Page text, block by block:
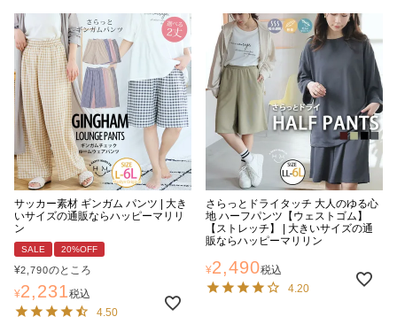
サッカー素材 ギンガム パンツ | 大き
いサイズの通販ならハッピーマリリ
ン
SALE 20%OFF
¥2,790のところ
¥2,231税込
4.50
さらっとドライタッチ 大人のゆる心
地 ハーフパンツ【ウェストゴム】
【ストレッチ】 | 大きいサイズの通
販ならハッピーマリリン
¥2,490税込
4.20